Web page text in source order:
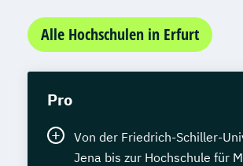
Alle Hochschulen in Erfurt
Pro
Von der Friedrich-Schiller-
Jena bis zur Hochschule für